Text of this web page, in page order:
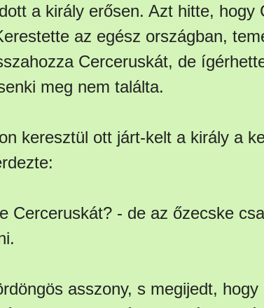
a király erősen. Azt hitte, hogy
az egész országban,
Cerceruskát, de
meg nem találta.
keresztül ott járt-kelt a király a
Cerceruskát? - de az őzecske
asszony, s megijedt,